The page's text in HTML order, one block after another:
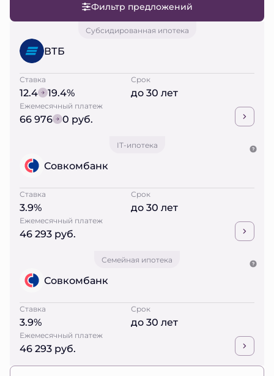
Фильтр предложений
Субсидированная ипотека
ВТБ
Ставка
12.4 19.4%
Срок
до 30 лет
Ежемесячный платеж
66 976 0 руб.
IT-ипотека
Совкомбанк
Ставка
3.9%
Срок
до 30 лет
Ежемесячный платеж
46 293 руб.
Семейная ипотека
Совкомбанк
Ставка
3.9%
Срок
до 30 лет
Ежемесячный платеж
46 293 руб.